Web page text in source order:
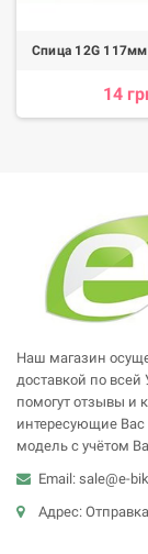
Спица 12G
14
Наш магазин
доставкой по
помогут отзывы и
интересующие
модель с учётом
Email: sale@e-
Адрес: